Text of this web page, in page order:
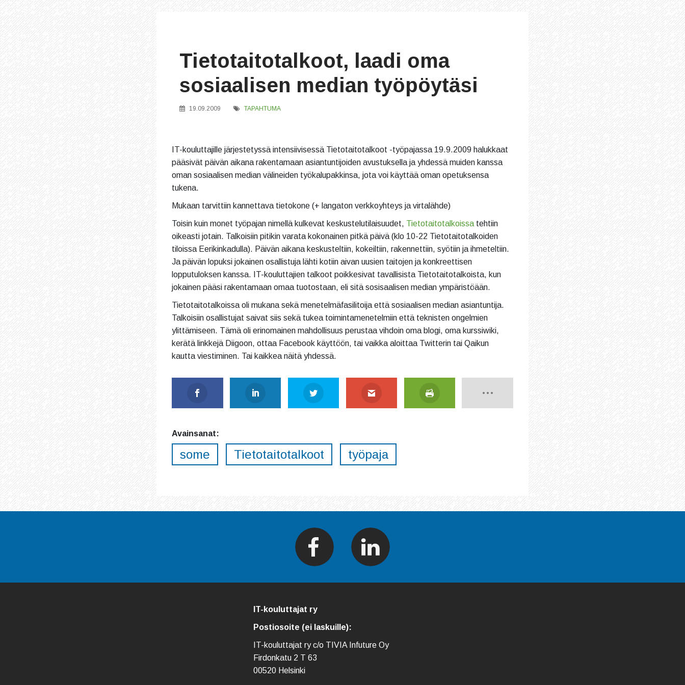
Tietotaitotalkoot, laadi oma
sosiaalisen median työpöytäsi
19.09.2009 TAPAHTUMA
IT-kouluttajille järjestetyssä intensiivisessä Tietotaitotalkoot -työpajassa 19.9.2009 halukkaat
pääsivät päivän aikana rakentamaan asiantuntijoiden avustuksella ja yhdessä muiden kanssa
oman sosiaalisen median välineiden työkalupakkinsa, jota voi käyttää oman opetuksensa
tukena.
Mukaan tarvittiin kannettava tietokone (+ langaton verkkoyhteys ja virtalähde)
Toisin kuin monet työpajan nimellä kulkevat keskustelutilaisuudet, Tietotaitotalkoissa tehtiin
oikeasti jotain. Talkoisiin pitikin varata kokonainen pitkä päivä (klo 10-22 Tietotaitotalkoiden
tiloissa Eerikinkadulla). Päivän aikana keskusteltiin, kokeiltiin, rakennettiin, syötiin ja ihmeteltiin.
Ja päivän lopuksi jokainen osallistuja lähti kotiin aivan uusien taitojen ja konkreettisen
lopputuloksen kanssa. IT-kouluttajien talkoot poikkesivat tavallisista Tietotaitotalkoista, kun
jokainen pääsi rakentamaan omaa tuotostaan, eli sitä sosisaalisen median ympäristöään.
Tietotaitotalkoissa oli mukana sekä menetelmäfasilitoija että sosiaalisen median asiantuntija.
Talkoisiin osallistujat saivat siis sekä tukea toimintamenetelmiin että teknisten ongelmien
ylittämiseen. Tämä oli erinomainen mahdollisuus perustaa vihdoin oma blogi, oma kurssiwiki,
kerätä linkkejä Diigoon, ottaa Facebook käyttöön, tai vaikka aloittaa Twitterin tai Qaikun
kautta viestiminen. Tai kaikkea näitä yhdessä.
Avainsanat:
some Tietotaitotalkoot työpaja
IT-kouluttajat ry
Postiosoite (ei laskuille):
IT-kouluttajat ry c/o TIVIA Infuture Oy
Firdonkatu 2 T 63
00520 Helsinki